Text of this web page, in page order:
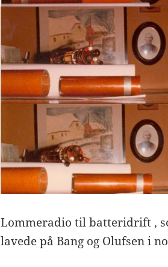
Lommeradio til batteridrift ,
lavede på Bang og Olufsen i